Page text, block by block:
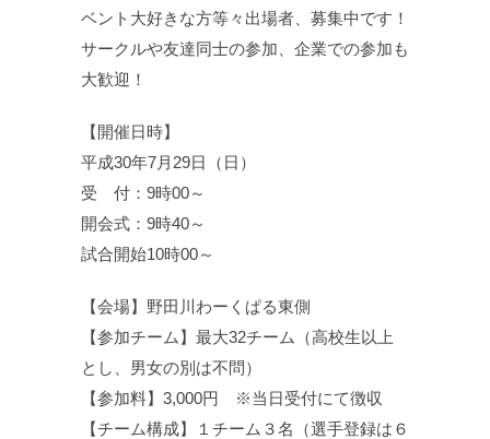
ベント大好きな方等々出場者、募集中です！
サークルや友達同士の参加、企業での参加も
大歓迎！
【開催日時】
平成30年7月29日（日）
受 付：9時00～
開会式：9時40～
試合開始10時00～
【会場】野田川わーくぱる東側
【参加チーム】最大32チーム（高校生以上
とし、男女の別は不問）
【参加料】3,000円 ※当日受付にて徴収
【チーム構成】１チーム３名（選手登録は６